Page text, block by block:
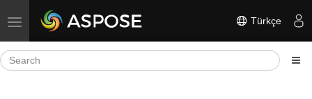
Toggle navigation Türkçe